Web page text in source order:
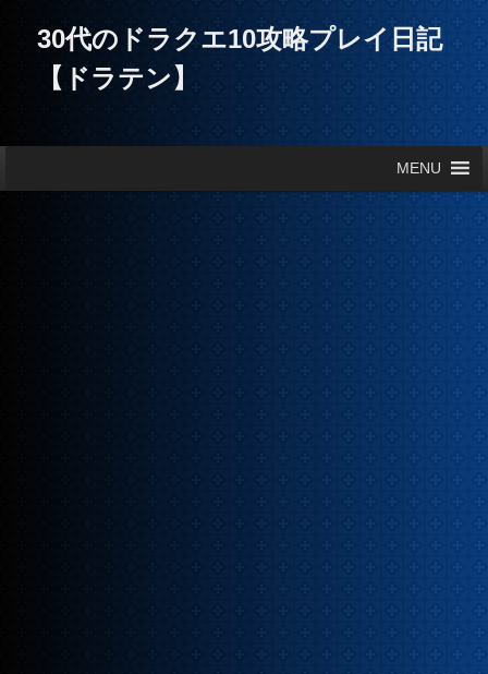
30代のドラクエ10攻略プレイ日記
【ドラテン】
MENU